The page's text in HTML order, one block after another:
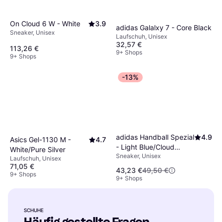
On Cloud 6 W - White 3.9
Sneaker, Unisex
113,26 €
9+ Shops
adidas Galalxy 7 - Core Black
Laufschuh, Unisex
32,57 €
9+ Shops
Asics Gel-1130 M -
White/Pure Silver
4.7
Laufschuh, Unisex
71,05 €
9+ Shops
-13%
adidas Handball Spezial
- Light Blue/Cloud
White/Gum
4.9
Sneaker, Unisex
43,23 €49,50 €
9+ Shops
SCHUHE